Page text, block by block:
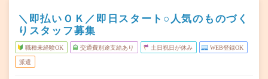
＼即払いＯＫ／即日スタート○人気のものづく
りスタッフ募集
職種未経験OK 交通費別途支給あり 土日祝日が休み WEB登録OK
派遣